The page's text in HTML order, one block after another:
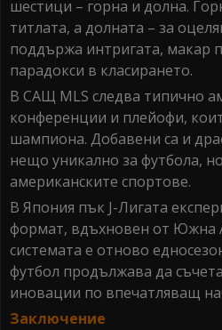
шестици – горна и долна.
титлата, а долната – за
поддържа интригата, макар
парадокси в класирането.
В САЩ MLS следва типично
конференции и плейофи,
шампиона. Добавени са и
нещо уникално за футбола,
американските спортове.
В Япония пък J-Лигата
формат, вдъхновен от Южна
системата е отново
футбол продължава да
иновации по впечатляващ
Заключение